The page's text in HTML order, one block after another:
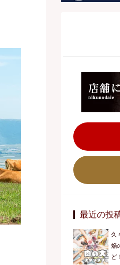
最近の投
久
焔
ど！